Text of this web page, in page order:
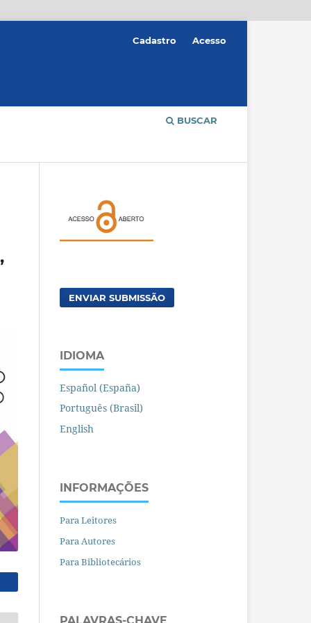
BUSCAR
Cadastro Acesso
ENVIAR SUBMISSÃO
IDIOMA
Español (España)
Português (Brasil)
English
INFORMAÇÕES
Para Leitores
Para Autores
Para Bibliotecários